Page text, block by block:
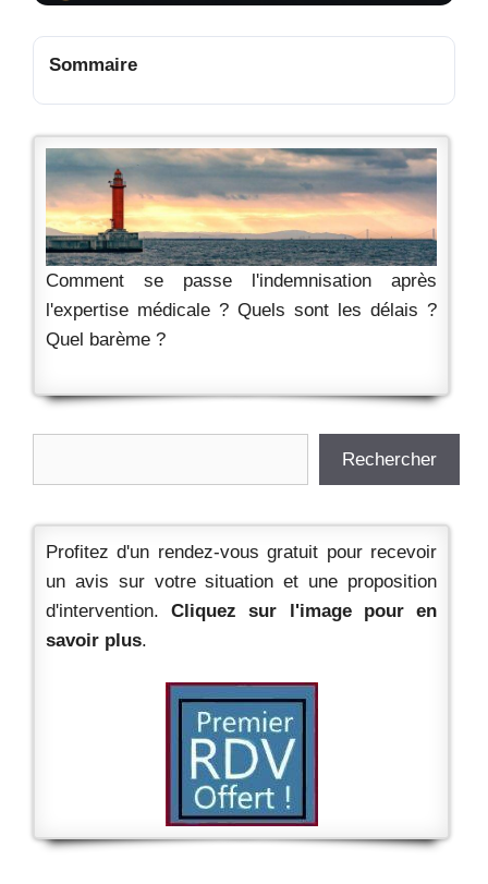
Sommaire
Comment se passe l'indemnisation après
l'expertise médicale ? Quels sont les délais ?
Quel barème ?
Rechercher
Profitez d'un rendez-vous gratuit pour recevoir
un avis sur votre situation et une proposition
d'intervention. Cliquez sur l'image pour en
savoir plus.